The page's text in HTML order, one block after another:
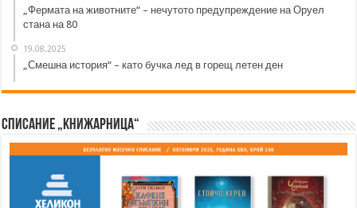
„Фермата на животните“ – нечутото предупреждение на Оруел
стана на 80
19.08.2025
„Смешна история“ – като бучка лед в горещ летен ден
Списание „Книжарница“